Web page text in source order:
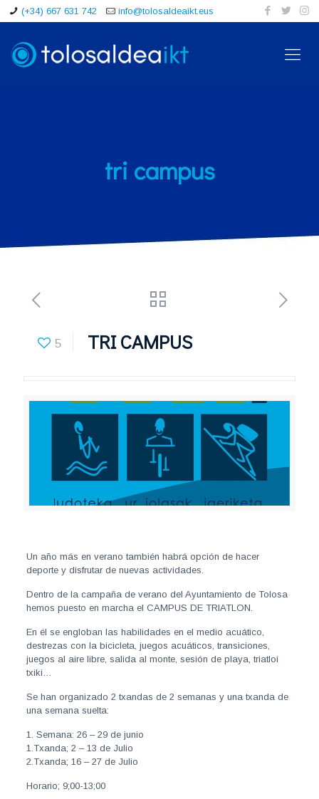
(+34) 667 631 742 info@tolosaldeaikt.eus
tri campus
5 TRI CAMPUS
Un año más en verano también habrá opción de hacer
deporte y disfrutar de nuevas actividades.
Dentro de la campaña de verano del Ayuntamiento de Tolosa
hemos puesto en marcha el CAMPUS DE TRIATLON.
En él se engloban las habilidades en el medio acuático,
destrezas con la bicicleta, juegos acuáticos, transiciones,
juegos al aire libre, salida al monte, sesión de playa, triatloi
txiki…
Se han organizado 2 txandas de 2 semanas y una txanda de
una semana suelta:
1. Semana: 26 – 29 de junio
1.Txanda; 2 – 13 de Julio
2.Txanda; 16 – 27 de Julio
Horario; 9;00-13;00